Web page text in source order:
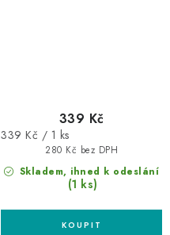
Skladem, ihned k odeslání
(1 ks)
280 Kč bez DPH
339 Kč
Měrná
339 Kč / 1 ks